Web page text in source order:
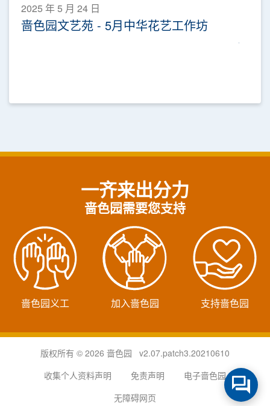
2025 年 5 月 24 日
啬色园文艺苑 - 5月中华花艺工作坊
一齐来出分力
啬色园需要您支持
啬色园义工 加入啬色园 支持啬色园
版权所有 © 2026 啬色园 v2.07.patch3.20210610
收集个人资料声明
免责声明
电子啬色园
无障碍网页